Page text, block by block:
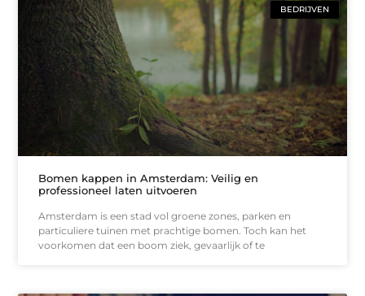
BEDRIJVEN
Bomen kappen in Amsterdam: Veilig en
professioneel laten uitvoeren
Amsterdam is een stad vol groene zones, parken en
particuliere tuinen met prachtige bomen. Toch kan het
voorkomen dat een boom ziek, gevaarlijk of te